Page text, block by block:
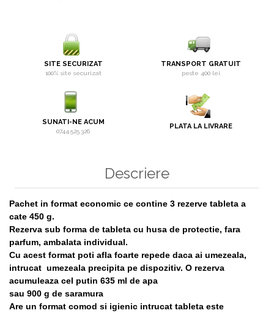
SITE SECURIZAT
100% site securizat
TRANSPORT GRATUIT
peste 400 lei
SUNATI-NE ACUM
0744.525.326
PLATA LA LIVRARE
Descriere
Pachet in format economic ce contine 3 rezerve tableta a
cate 450 g.
Rezerva sub forma de tableta cu husa de protectie, fara
parfum, ambalata individual.
Cu acest format poti afla foarte repede daca ai umezeala,
intrucat umezeala precipita pe dispozitiv. O rezerva
acumuleaza cel putin 635 ml de apa
sau 900 g de saramura
Are un format comod si igienic intrucat tableta este